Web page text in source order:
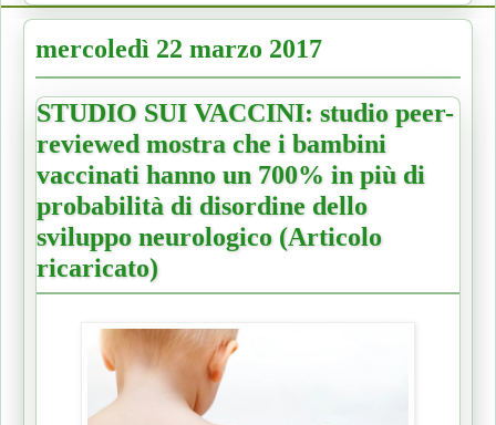
mercoledì 22 marzo 2017
STUDIO SUI VACCINI: studio peer-
reviewed mostra che i bambini
vaccinati hanno un 700% in più di
probabilità di disordine dello
sviluppo neurologico (Articolo
ricaricato)